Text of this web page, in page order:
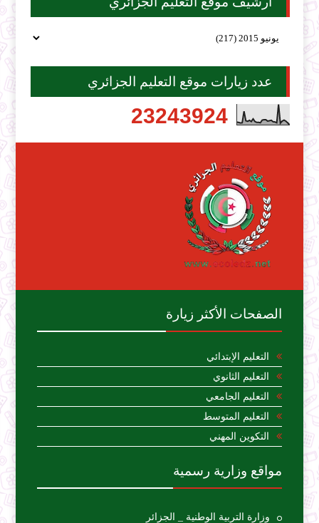
عدد زيارات موقع التعليم الجزائري
23243924
الصفحات الأكثر زيارة
التعليم الإبتدائي
التعليم الثانوي
التعليم الجامعي
التعليم المتوسط
التكوين المهني
مواقع وزارية رسمية
وزارة التربية الوطنية _ الجزائر